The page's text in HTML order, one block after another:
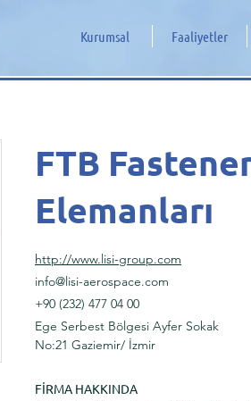
Kurumsal Faaliyetler
FTB
Elemanları
http://www.lisi-group.com
info@lisi-aerospace.com
+90 (232) 477 04 00
Ege Serbest Bölgesi Ayfer Sokak
No:21 Gaziemir/ İzmir
FİRMA HAKKINDA